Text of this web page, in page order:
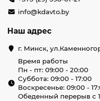
info@kdavto.by
Наш адрес
г. Минск,
Время работы
Пн - пт: 09:00 - 20:00
Суббота: 09:00 - 17:00
Воскресенье: 09:00 -
Обеденный перерыв с